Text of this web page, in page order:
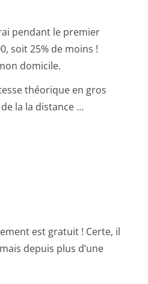
pendant le premier
soit 25% de moins !
domicile.
théorique en gros
la la distance …
est gratuit ! Certe, il
depuis plus d’une